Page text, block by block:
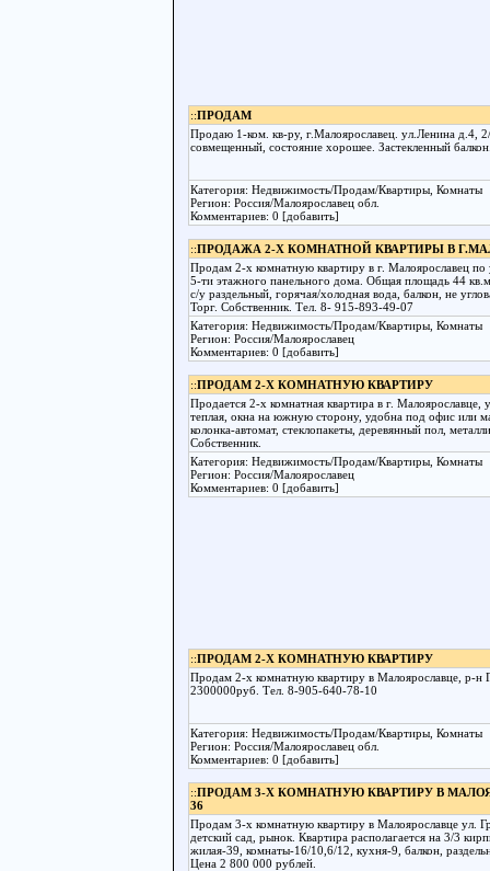
::ПРОДАМ
Продаю 1-ком. кв-ру, г.Малоярославец. ул.Ленина д.4,
совмещенный, состояние хорошее. Застекленный
Категория: Недвижимость/Продам/Квартиры, Комнаты
Регион: Россия/Малоярославец обл.
Комментариев: 0 [добавить]
::ПРОДАЖА 2-Х КОМНАТНОЙ КВАРТИРЫ В
Продам 2-х комнатную квартиру в г. Малоярославец по
5-ти этажного панельного дома. Общая площадь 44
с/у раздельный, горячая/холодная вода, балкон, не
Торг. Собственник. Тел. 8- 915-893-49-07
Категория: Недвижимость/Продам/Квартиры, Комнаты
Регион: Россия/Малоярославец
Комментариев: 0 [добавить]
::ПРОДАМ 2-Х КОМНАТНУЮ КВАРТИРУ
Продается 2-х комнатная квартира в г.
теплая, окна на южную сторону, удобна под офис или
колонка-автомат, стеклопакеты, деревянный пол,
Собственник.
Категория: Недвижимость/Продам/Квартиры, Комнаты
Регион: Россия/Малоярославец
Комментариев: 0 [добавить]
::ПРОДАМ 2-Х КОМНАТНУЮ КВАРТИРУ
Продам 2-х комнатную квартиру в Малоярославце, р-
2300000руб. Тел. 8-905-640-78-10
Категория: Недвижимость/Продам/Квартиры, Комнаты
Регион: Россия/Малоярославец обл.
Комментариев: 0 [добавить]
::ПРОДАМ 3-Х КОМНАТНУЮ КВАРТИРУ В
36
Продам 3-х комнатную квартиру в Малоярославце ул.
детский сад, рынок. Квартира располагается на 3/3
жилая-39, комнаты-16/10,6/12, кухня-9, балкон,
Цена 2 800 000 рублей.